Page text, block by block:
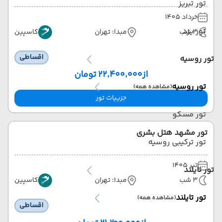
تور تبریز
تور یزد
تور روسیه
تور روسیه(مشاهده همه)
تور مسکو
تور ترکیبی روسیه
تور تایلند
تور تایلند(مشاهده همه)
خرداد 1405
3 شب
مبدا: تهران کاسپین
اقساطی
از۲۲٬۴۰۰٬۰۰۰ تومان
جزییات تور
تور مشهد هتل بشری
تیر 1405
3 شب
مبدا: تهران کاسپین
اقساطی